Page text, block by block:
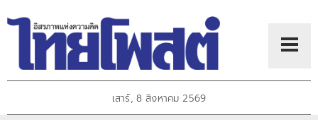
เสาร์, 8 สิงหาคม 2569